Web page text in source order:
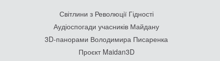
Світлини з Революції Гідності
Аудіоспогади учасників Майдану
3D-панорами Володимира Писаренка
Проєкт Maidan3D